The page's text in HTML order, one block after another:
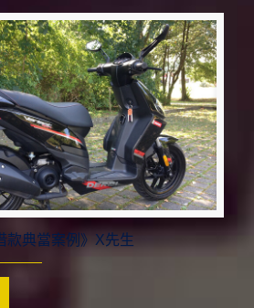
款典當案例》X先生